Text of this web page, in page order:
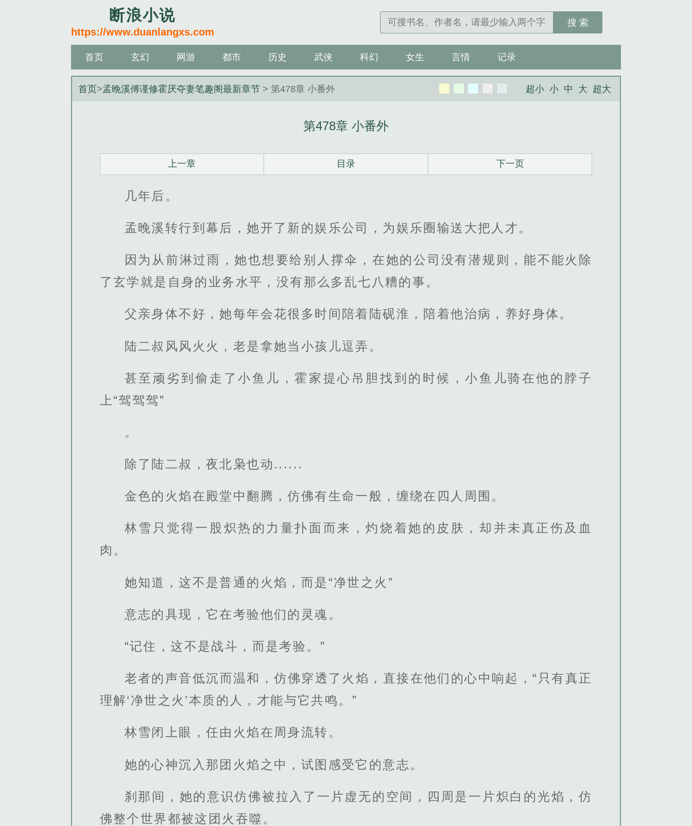
断浪小说
https://www.duanlangxs.com
搜 索
首页 玄幻 网游 都市 历史 武侠 科幻 女生 言情 记录
首页>孟晚溪傅谨修霍厌夺妻笔趣阁最新章节 > 第478章 小番外 超小 小 中 大 超大
第478章 小番外
上一章 目录 下一页
几年后。
孟晚溪转行到幕后，她开了新的娱乐公司，为娱乐圈输送大把人才。
因为从前淋过雨，她也想要给别人撑伞，在她的公司没有潜规则，能不能火除
了玄学就是自身的业务水平，没有那么多乱七八糟的事。
父亲身体不好，她每年会花很多时间陪着陆砚淮，陪着他治病，养好身体。
陆二叔风风火火，老是拿她当小孩儿逗弄。
甚至顽劣到偷走了小鱼儿，霍家提心吊胆找到的时候，小鱼儿骑在他的脖子
上“驾驾驾”
。
除了陆二叔，夜北枭也动......
金色的火焰在殿堂中翻腾，仿佛有生命一般，缠绕在四人周围。
林雪只觉得一股炽热的力量扑面而来，灼烧着她的皮肤，却并未真正伤及血
肉。
她知道，这不是普通的火焰，而是“净世之火”
意志的具现，它在考验他们的灵魂。
“记住，这不是战斗，而是考验。”
老者的声音低沉而温和，仿佛穿透了火焰，直接在他们的心中响起，“只有真正
理解‘净世之火’本质的人，才能与它共鸣。”
林雪闭上眼，任由火焰在周身流转。
她的心神沉入那团火焰之中，试图感受它的意志。
刹那间，她的意识仿佛被拉入了一片虚无的空间，四周是一片炽白的光焰，仿
佛整个世界都被这团火吞噬。